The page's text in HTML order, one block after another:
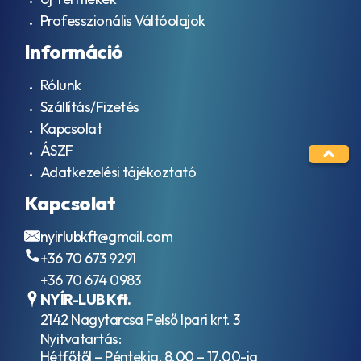
Professzionális Váltóolajok
Információ
Rólunk
Szállítás/Fizetés
Kapcsolat
ÁSZF
Adatkezelési tájékoztató
Kapcsolat
nyirlubkft@gmail.com
+36 70 673 9291
+36 70 674 0983
NYÍR-LUB Kft.
2142 Nagytarcsa Felső Ipari krt. 3
Nyitvatartás:
Hétfőtől – Péntekig, 8.00 – 17.00-ig